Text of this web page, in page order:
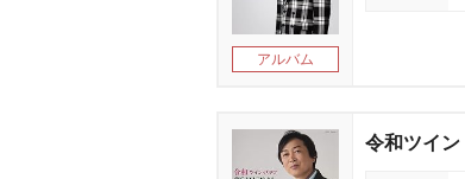
アルバム
令和ツイン